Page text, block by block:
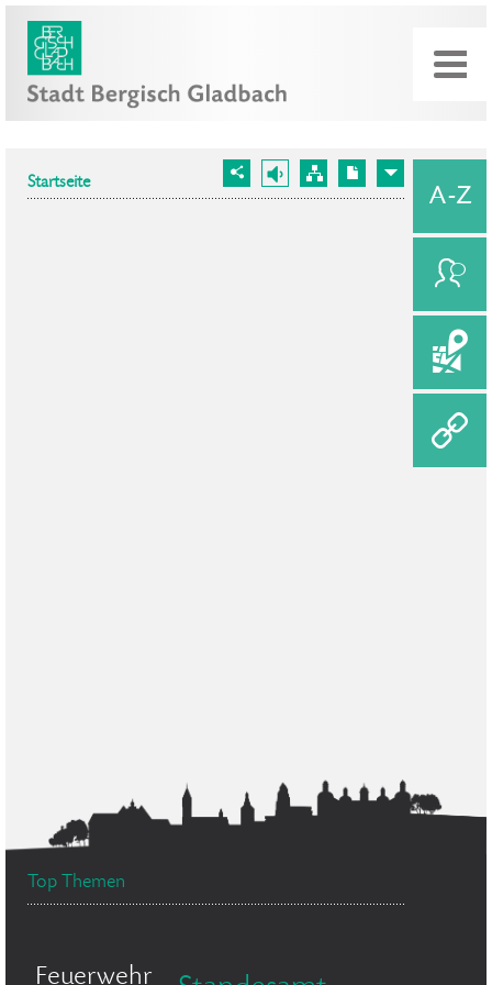
Startseite
Top Themen
Feuerwehr